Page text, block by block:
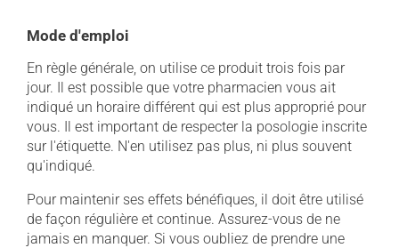
Mode d'emploi
En règle générale, on utilise ce produit trois fois par
jour. Il est possible que votre pharmacien vous ait
indiqué un horaire différent qui est plus approprié pour
vous. Il est important de respecter la posologie inscrite
sur l'étiquette. N'en utilisez pas plus, ni plus souvent
qu'indiqué.
Pour maintenir ses effets bénéfiques, il doit être utilisé
de façon régulière et continue. Assurez-vous de ne
jamais en manquer. Si vous oubliez de prendre une